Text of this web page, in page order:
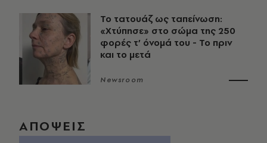
Το τατουάζ ως ταπείνωση:
«Χτύπησε» στο σώμα της 250
φορές τ’ όνομά του - Το πριν
και το μετά
Newsroom
ΑΠΟΨΕΙΣ